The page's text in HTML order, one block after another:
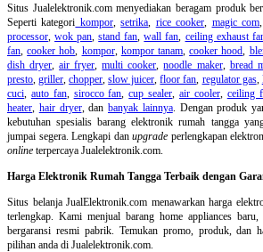
Situs Jualelektronik.com menyediakan beragam produk
Seperti kategori kompor,setrika, rice cooker, magic com
processor,wok pan,stand fan,wall fan, ceiling exhaust
fan,cooker hob, kompor, kompor tanam,cooker hood,
dish dryer,air fryer,multi cooker,noodle maker, bread
presto,griller,chopper,slow juicer,floor fan, regulator gas,
cuci, auto fan, sirocco fan,cup sealer,air cooler, ceiling
heater, hair dryer, dan banyak lainnya. Dengan produk
kebutuhan spesialis barang elektronik rumah tangga
jumpai segera. Lengkapi danupgrade perlengkapan
online terpercaya Jualelektronik.com.
Harga Elektronik Rumah Tangga Terbaik dengan
Situs belanjaJualElektronik.com menawarkan harga
terlengkap. Kami menjual barang home appliances
bergaransi resmi pabrik. Temukan promo, produk, dan
pilihan anda di Jualelektronik.com.